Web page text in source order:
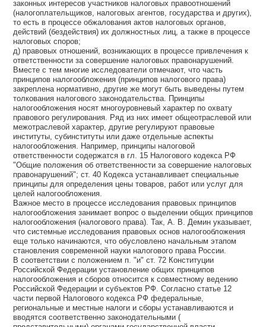
законных интересов участников налоговых правоотношений
(налогоплательщиков, налоговых агентов, государства и других),
то есть в процессе обжалования актов налоговых органов,
действий (бездействия) их должностных лиц, а также в процессе
налоговых споров;
д) правовых отношений, возникающих в процессе привлечения к
ответственности за совершение налоговых правонарушений.
Вместе с тем многие исследователи отмечают, что часть
принципов налогообложения (принципов налогового права)
закреплена нормативно, другие же могут быть выведены путем
толкования налогового законодательства. Принципы
налогообложения носят многоуровневый характер по охвату
правового регулирования. Ряд из них имеет общеотраслевой или
межотраслевой характер, другие регулируют правовые
институты, субинституты или даже отдельные аспекты
налогообложения. Например, принципы налоговой
ответственности содержатся в гл. 15 Налогового кодекса РФ
"Общие положения об ответственности за совершение налоговых
правонарушений"; ст. 40 Кодекса устанавливает специальные
принципы для определения цены товаров, работ или услуг для
целей налогообложения.
Важное место в процессе исследования правовых принципов
налогообложения занимает вопрос о выделении общих принципов
налогообложения (налогового права). Так, А. В. Демин указывает,
что системные исследования правовых основ налогообложения
еще только начинаются, что обусловлено начальным этапом
становления современной науки налогового права России.
В соответствии с положением п. "и" ст. 72 Конституции
Российской Федерации установление общих принципов
налогообложения и сборов относится к совместному ведению
Российской Федерации и субъектов РФ. Согласно статье 12
части первой Налогового кодекса РФ федеральные,
региональные и местные налоги и сборы устанавливаются и
вводятся соответственно законодательными (